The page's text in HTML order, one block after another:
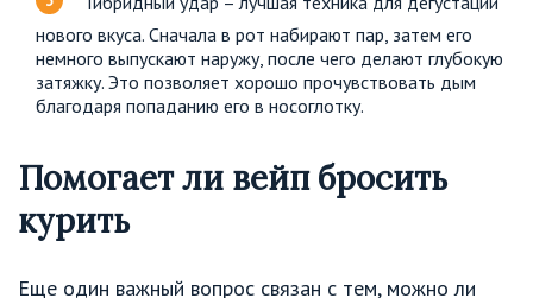
нового вкуса. Сначала в рот набирают пар, затем его
немного выпускают наружу, после чего делают глубокую
затяжку. Это позволяет хорошо прочувствовать дым
благодаря попаданию его в носоглотку.
Помогает ли вейп бросить
курить
Еще один важный вопрос связан с тем, можно ли